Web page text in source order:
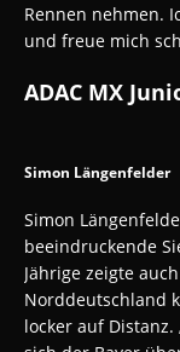
Rennen nehmen.
und freue mich
ADAC MX
Simon Längenfelder
Simon
beeindruckende
Jährige zeigte
Norddeutschland
locker auf Distanz.